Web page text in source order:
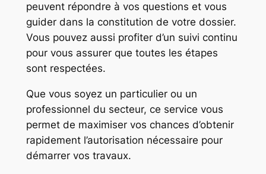
peuvent répondre à vos questions et vous
guider dans la constitution de votre dossier.
Vous pouvez aussi profiter d’un suivi continu
pour vous assurer que toutes les étapes
sont respectées.
Que vous soyez un particulier ou un
professionnel du secteur, ce service vous
permet de maximiser vos chances d’obtenir
rapidement l’autorisation nécessaire pour
démarrer vos travaux.